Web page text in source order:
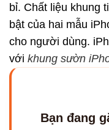
bỉ. Chất liệu khung
bật của hai mẫu
cho người dùng.
với khung sườn
Bạn đang